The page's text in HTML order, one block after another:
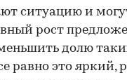
ситуацию и
рост
долю
равно это